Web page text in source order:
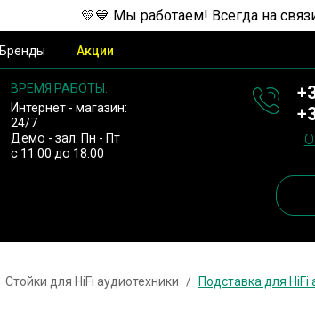
💛💙 Мы работаем! Всегда на
Бренды Акции
ВРЕМЯ РАБОТЫ:
Интернет - магазин:
24/7
Демо - зал: Пн - Пт
с 11:00 до 18:00
Стойки для HiFi аудиотехники Подставка для HiFi